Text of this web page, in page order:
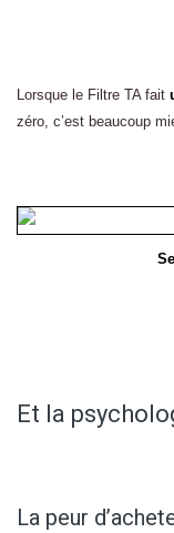
Lorsque le Filtre TA fait
zéro, c’est beaucoup
Et la
La peur